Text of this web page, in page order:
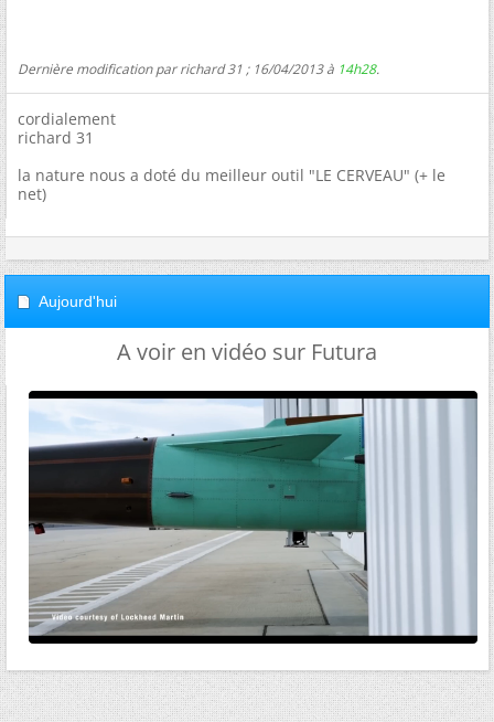
Dernière modification par richard 31 ; 16/04/2013 à 14h28.
cordialement
richard 31
la nature nous a doté du meilleur outil "LE CERVEAU" (+ le
net)
Aujourd'hui
A voir en vidéo sur Futura